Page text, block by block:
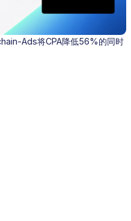
Ads将CPA降低56%的同时